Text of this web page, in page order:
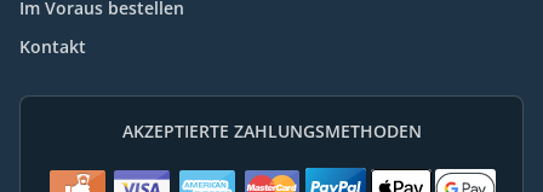
Im Voraus bestellen
Kontakt
AKZEPTIERTE ZAHLUNGSMETHODEN